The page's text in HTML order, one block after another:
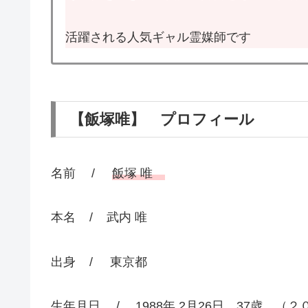
活躍される人気ギャル霊媒師です
【飯塚唯】 プロフィール
名前 / 飯塚 唯
本名 / 武内 唯
出身 / 東京都